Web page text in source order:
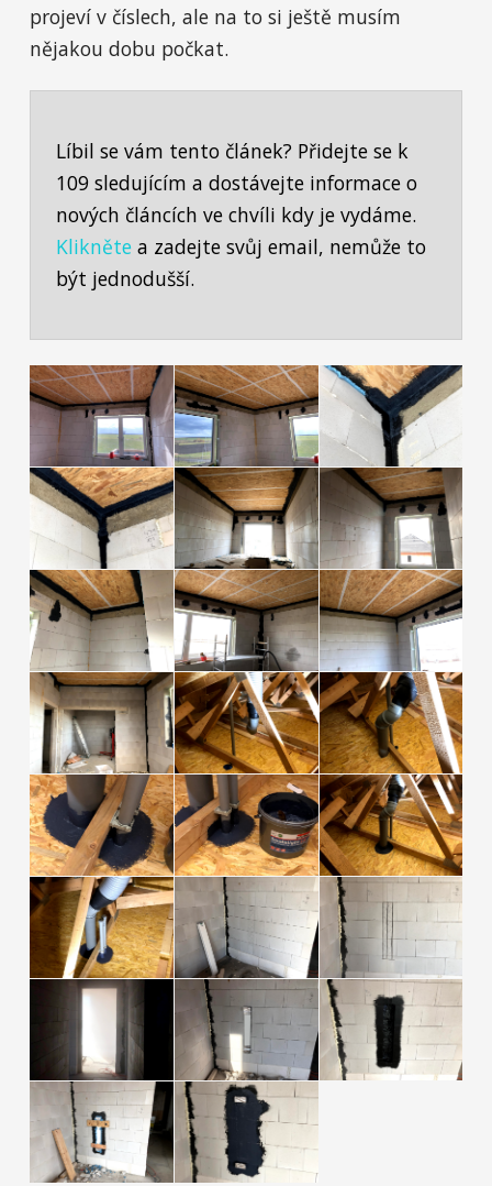
projeví v číslech, ale na to si ještě musím
nějakou dobu počkat.
Líbil se vám tento článek? Přidejte se k
109 sledujícím a dostávejte informace o
nových článcích ve chvíli kdy je vydáme.
Klikněte a zadejte svůj email, nemůže to
být jednodušší.